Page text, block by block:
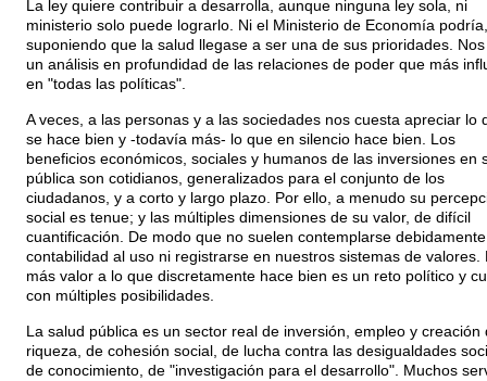
La ley quiere contribuir a desarrolla, aunque ninguna ley sola, ni
ministerio solo puede lograrlo. Ni el Ministerio de Economía podría,
suponiendo que la salud llegase a ser una de sus prioridades.
un análisis en profundidad de las relaciones de poder que más
en "todas las políticas".
A veces, a las personas y a las sociedades nos cuesta apreciar lo
se hace bien y -todavía más- lo que en silencio hace bien. Los
beneficios económicos, sociales y humanos de las inversiones en
pública son cotidianos, generalizados para el conjunto de los
ciudadanos, y a corto y largo plazo. Por ello, a menudo su
social es tenue; y las múltiples dimensiones de su valor, de difícil
cuantificación. De modo que no suelen contemplarse
contabilidad al uso ni registrarse en nuestros sistemas de valores.
más valor a lo que discretamente hace bien es un reto político y
con múltiples posibilidades.
La salud pública es un sector real de inversión, empleo y creación
riqueza, de cohesión social, de lucha contra las desigualdades
de conocimiento, de "investigación para el desarrollo". Muchos